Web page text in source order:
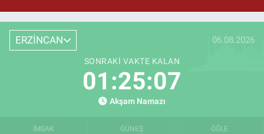
ERZİNCAN 06.08.2026
SONRAKI VAKTE KALAN
01:25:06
Akşam Namazı
İMSAK GÜNEŞ ÖĞLE